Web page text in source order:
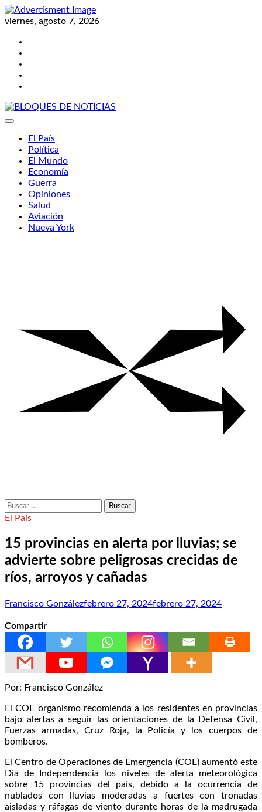
Skip
to
viernes, agosto 7, 2026
El País
Política
El Mundo
Economía
Guerra
Opiniones
Salud
Aviación
Nueva York
Buscar:
El País
15 provincias en alerta por lluvias; se
advierte sobre peligrosas crecidas de
ríos, arroyos y cañadas
Francisco Gonzálezfebrero 27, 2024febrero 27, 2024
Compartir
Por: Francisco González
El COE organismo recomienda a los residentes en provincias
bajo alertas a seguir las orientaciones de la Defensa Civil,
Fuerzas armadas, Cruz Roja, la Policía y los cuerpos de
bomberos.
El Centro de Operaciones de Emergencia (COE) aumentó este
Día de Independencia los niveles de alerta meteorológica
sobre 15 provincias del país, debido a la ocurrencia de
nublados con lluvias moderadas a fuertes con tronadas
aisladas y ráfagas de viento durante horas de la madrugada